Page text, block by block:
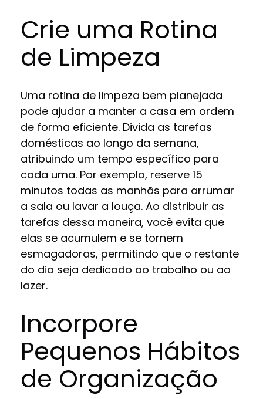
Crie uma Rotina
de Limpeza
Uma rotina de limpeza bem planejada
pode ajudar a manter a casa em ordem
de forma eficiente. Divida as tarefas
domésticas ao longo da semana,
atribuindo um tempo específico para
cada uma. Por exemplo, reserve 15
minutos todas as manhãs para arrumar
a sala ou lavar a louça. Ao distribuir as
tarefas dessa maneira, você evita que
elas se acumulem e se tornem
esmagadoras, permitindo que o restante
do dia seja dedicado ao trabalho ou ao
lazer.
Incorpore
Pequenos Hábitos
de Organização